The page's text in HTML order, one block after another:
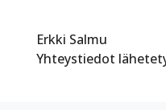
Erkki Salmu
Yhteystiedot